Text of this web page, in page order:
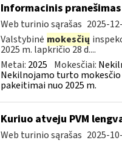
Informacinis
Web turinio sąrašas 2025-
Valstybinė mokesčių
2025 m. lapkričio 28 d....
Metai: 2025 Mokesčiai:
Nekilnojamo turto
pakeitimai nuo 2025 m.
Kuriuo atveju PVM
Web turinio sąrašas 2025-